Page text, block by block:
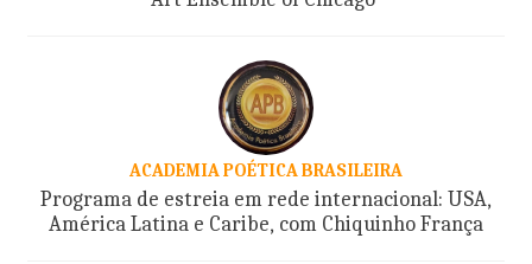
ACADEMIA POÉTICA BRASILEIRA
Programa de estreia em rede internacional: USA,
América Latina e Caribe, com Chiquinho França